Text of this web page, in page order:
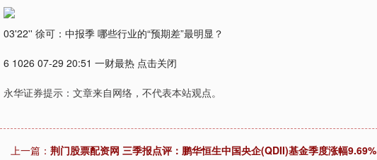
03'22'' 徐可：中报季 哪些行业的“预期差”最明显？
6 1026 07-29 20:51 一财最热 点击关闭
永华证券提示：文章来自网络，不代表本站观点。
上一篇： 荆门股票配资网 三季报点评：鹏华恒生中国央企(QDII)基金季度涨幅9.69%